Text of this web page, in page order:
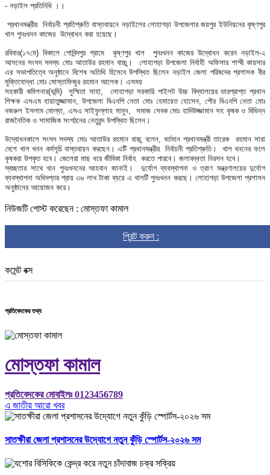
- নড়াইল প্রতিনিধি ।।
প্রধানমন্ত্রীর নির্বাচনী প্রতিশ্রুতি বাস্তবায়নে নড়াইলের লোহাগড়া উপজেলার জয়পুর ইউনিয়নের কৃষ্ণপুর
খাল পুনঃখনন কাজের উদ্বোধন করা হয়েছে।
রবিবার(১৭মে) বিকালে গোবিন্দপুর গ্রামে কৃষ্ণপুর খাল পুনঃখনন কাজের উদ্বোধন করেন নড়াইল-২
আসনের সংসদ সদস্য মোঃ আতাউর রহমান বাচ্চু। লোহাগড়া উপজেলা নির্বাহী অফিসার শাম্মী কায়সার
এর সভাপতিত্বে অনুষ্ঠানে বিশেষ অতিথি হিসেবে উপস্থিত ছিলেন নড়াইল জেলা পরিষদের প্রশাসক বীর
মুক্তিযোদ্ধা মোঃ মোস্তাফিজুর রহমান আলেক। এসময়
সহকারী কমিশনার(ভূমি) সুস্মিতা সাহা, লোহাগড়া সরকারি পাইলট উচ্চ বিদ্যালয়ের ভারপ্রাপ্ত প্রধান
শিক্ষক এসএম হায়াতুজ্জামান, উপজেলা বিএনপি নেতা মোঃ হেমায়েত হোসেন, পৌর বিএনপি নেতা মোঃ
নজরুল ইসলাম মোল্যা, এসএ সাইফুল্লাহ মামুন, সমাজ সেবক মোঃ হাদিউজ্জামান সহ কৃষক ও বিভিন্ন
রাজনৈতিক ও সামাজিক সংগঠনের নেতৃবৃন্দ উপস্থিত ছিলেন।
উদ্বোধনকালে সংসদ সদস্য মোঃ আতাউর রহমান বাচ্চু বলেন, বর্তমান প্রধানমন্ত্রী তারেক রহমান সারা
দেশে খাল খনন কর্মসূচি বাস্তবায়ন করছেন। এটি প্রধানমন্ত্রীর নির্বাচনী প্রতিশ্রুতি। খাল খননের ফলে
কৃষকরা উপকৃত হবে। জেলেরা মাছ ধরে জীবিকা নির্বাহ করতে পারবে। জলাবদ্ধতা নিরসন হবে।
স্বচ্ছতার সাথে খান পুনঃখননের আহবান জানাই। দুর্যোগ ব্যবস্থাপনা ও ত্রাণ মন্ত্রণালয়ের দুর্যোগ
ব্যবস্থাপনা অধিদপ্তর প্রায় ৩৬ লাখ টাকা ব্যয়ে এ খালটি পুনঃখনন করছে। লোহাগড়া উপজেলা প্রশাসন
অনুষ্ঠানের আয়োজন করে।
নিউজটি পোস্ট করেছেন : মোস্তফা কামাল
প্রিন্ট করুন :
কমেন্ট বক্স
প্রতিবেদকের তথ্য
মোস্তফা কামাল
প্রতিবেদকের মোবাইলঃ 0123456789
এ জাতীয় আরো খবর
সাতক্ষীরা জেলা প্রশাসনের উদ্যোগে নতুন কুঁড়ি স্পোর্টস-২০২৬ সম